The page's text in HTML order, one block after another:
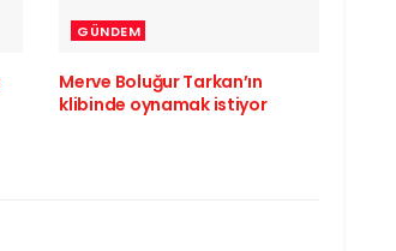
GÜNDEM
Merve Boluğur Tarkan’ın
klibinde oynamak istiyor